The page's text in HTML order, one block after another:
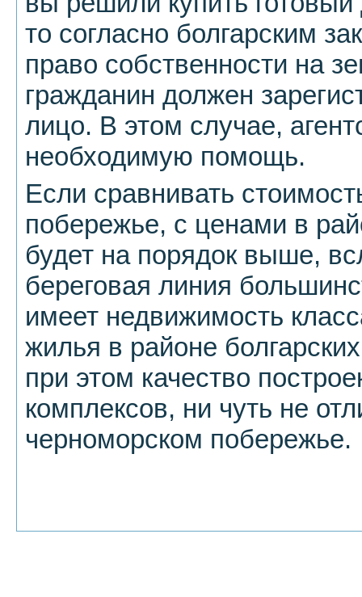
то согласно болгарским
право собственности на
гражданин должен
лицо. В этом случае,
необходимую помощь.
Если сравнивать
побережье, с ценами в
будет на порядок выше,
береговая линия
имеет недвижимость
жилья в районе
при этом качество
комплексов, ни чуть не
черноморском побережье.